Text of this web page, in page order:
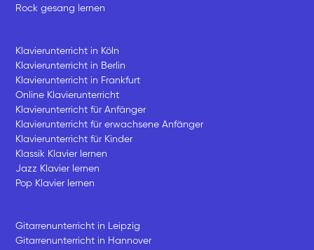
Rock gesang lernen
Klavierunterricht in Köln
Klavierunterricht in Berlin
Klavierunterricht in Frankfurt
Online Klavierunterricht
Klavierunterricht für Anfänger
Klavierunterricht für erwachsene Anfänger
Klavierunterricht für Kinder
Klassik Klavier lernen
Jazz Klavier lernen
Pop Klavier lernen
Gitarrenunterricht in Leipzig
Gitarrenunterricht in Hannover